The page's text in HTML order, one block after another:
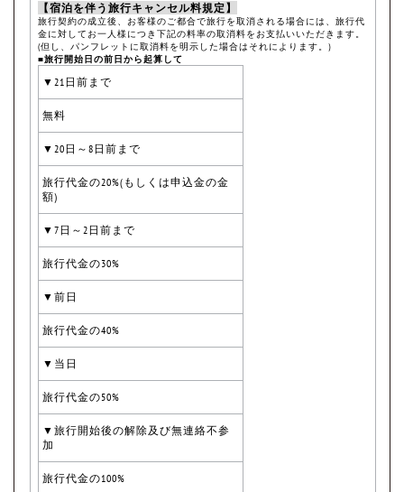
【宿泊を伴う旅行キャンセル料規定】
旅行契約の成立後、お客様のご都合で旅行を取消される場合には、旅行代
金に対してお一人様につき下記の料率の取消料をお支払いいただきます。
(但し、パンフレットに取消料を明示した場合はそれによります。)
■旅行開始日の前日から起算して
▼21日前まで
無料
▼20日～8日前まで
旅行代金の20%(もしくは申込金の金
額)
▼7日～2日前まで
旅行代金の30%
▼前日
旅行代金の40%
▼当日
旅行代金の50%
▼旅行開始後の解除及び無連絡不参
加
旅行代金の100%